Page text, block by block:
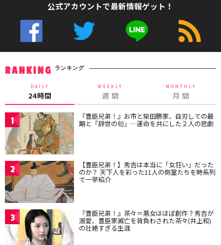
公式アカウントで最新情報ゲット！
RANKING ランキング
DAILY
24時間
WEEKLY
週 間
MONTHLY
月 間
1 『豊臣兄弟！』お市と柴田勝家、自刃しての最
期と「辞世の句」…運命を共にした２人の悲劇
2 【豊臣兄弟！】秀吉は本当に「女狂い」だった
のか？ 天下人を彩った11人の側室たちを時系列
で一挙紹介
3 『豊臣兄弟！』茶々＝悪女はほぼ創作？秀吉が
溺愛、豊臣家滅亡を背負わされた茶々(井上和)
の壮絶すぎる生涯